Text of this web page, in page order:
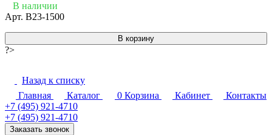
В наличии
Арт. B23-1500
В корзину
?>
Назад к списку
Главная
Каталог 0 Корзина Кабинет
Контакты
+7 (495) 921-4710
+7 (495) 921-4710
Заказать звонок